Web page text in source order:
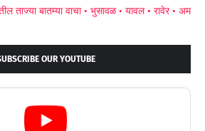
बातम्या वाचा •भुसावळ •यावल •रावेर • अमळनेर •
OUR YOUTUBE